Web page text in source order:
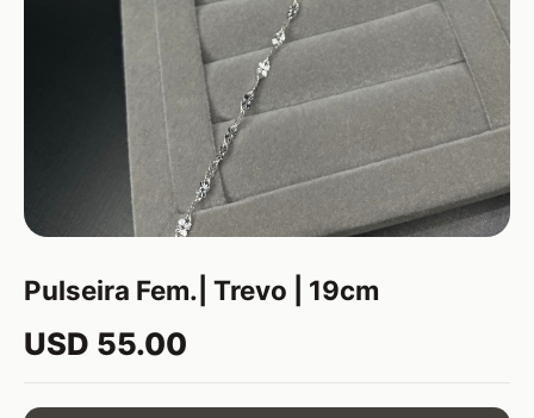
Pulseira Fem.| Trevo | 19cm
USD 55.00